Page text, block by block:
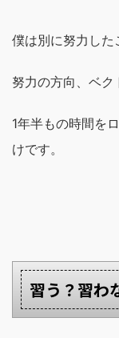
僕は別に努力した
努力の方向、ベク
1年半もの時間を
けです。
習う？習わ